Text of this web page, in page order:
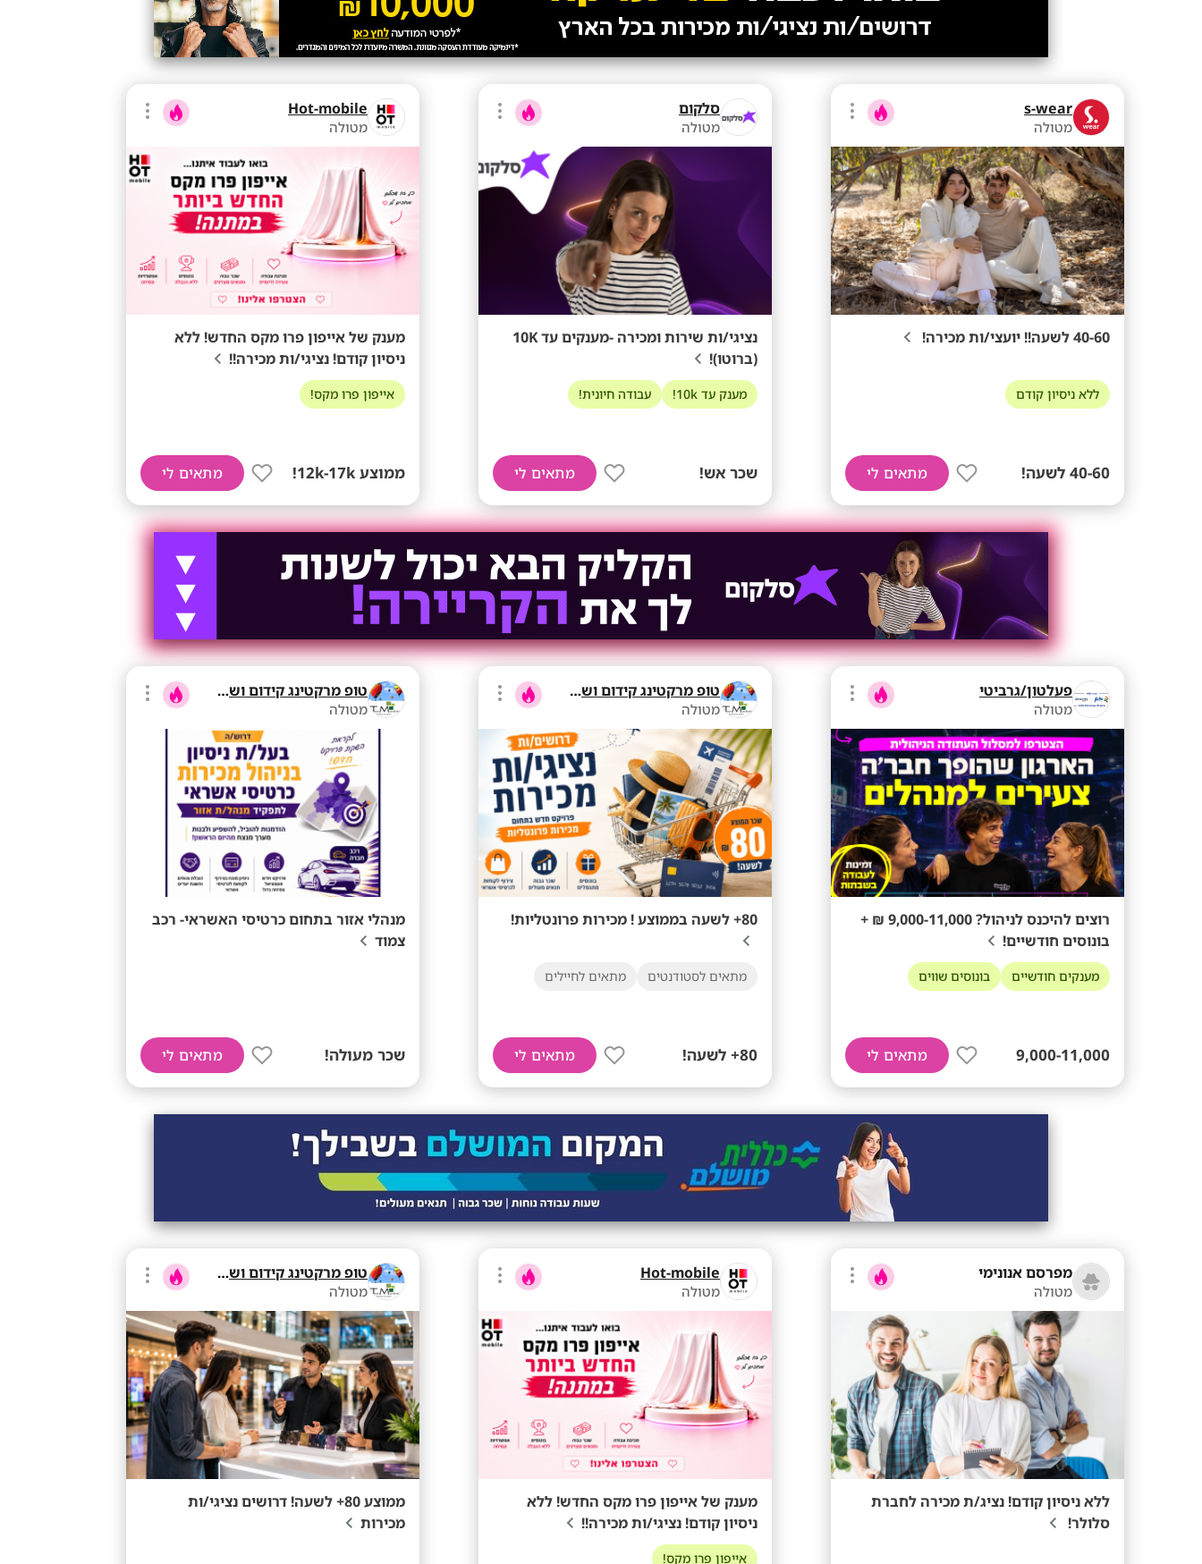
s-wear
מטולה
40-60 לשעה!! יועצי/ות מכירה!
ללא ניסיון קודם
40-60 לשעה! מתאים לי
סלקום
מטולה
נציגי/ות שירות ומכירה -מענקים עד 10K
(ברוטו)!
מענק עד 10k! עבודה חיונית!
שכר אש! מתאים לי
Hot-mobile
מטולה
מענק של אייפון פרו מקס החדש! ללא
ניסיון קודם! נציגי/ות מכירה!!
אייפון פרו מקס!
ממוצע 12k-17k! מתאים לי
פעלטון/גרביטי
מטולה
רוצים להיכנס לניהול? 9,000-11,000 ₪ +
בונוסים חודשיים!
מענקים חודשיים בונוסים שווים
9,000-11,000 מתאים לי
טופ מרקטינג קידום ושיווק בע"מ
מטולה
80+ לשעה בממוצע ! מכירות פרונטליות!
מתאים לסטודנטים מתאים לחיילים
80+ לשעה! מתאים לי
טופ מרקטינג קידום ושיווק בע"מ
מטולה
מנהלי אזור בתחום כרטיסי האשראי- רכב
צמוד
שכר מעולה! מתאים לי
מפרסם אנונימי
מטולה
ללא ניסיון קודם! נציג/ת מכירה לחברת
סלולר!
Hot-mobile
מטולה
מענק של אייפון פרו מקס החדש! ללא
ניסיון קודם! נציגי/ות מכירה!!
אייפון פרו מקס!
טופ מרקטינג קידום ושיווק בע"מ
מטולה
ממוצע 80+ לשעה! דרושים נציגי/ות
מכירות